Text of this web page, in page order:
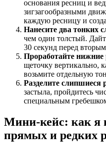
основания ресниц и
зигзагообразными
каждую ресницу и
Нанесите два тонких
чем один толстый.
30 секунд перед
Проработайте нижние
щеточку вертикально,
возьмите отдельную
Разделите слипшиеся
застыла, пройдитесь
специальным
Мини-кейс: как я
прямых и редких